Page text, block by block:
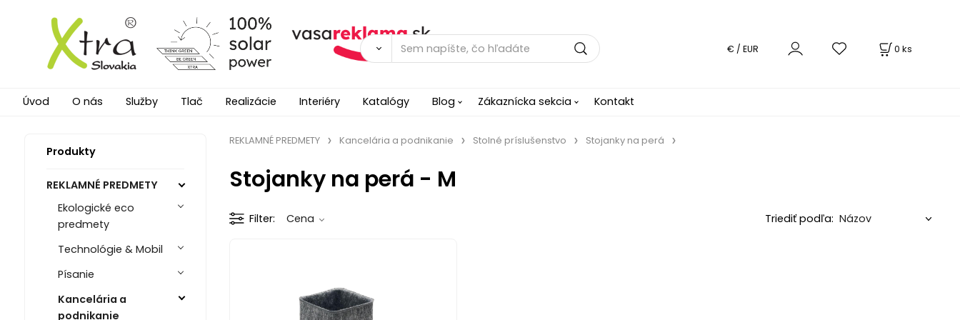
0 ks
€ / EUR
Úvod O nás Služby Tlač Realizácie Interiéry Katalógy Blog Zákaznícka sekcia Kontakt
Produkty
REKLAMNÉ PREDMETY
Ekologické eco
predmety
Technológie & Mobil
Písanie
Kancelária a
podnikanie
REKLAMNÉ PREDMETY Kancelária a podnikanie Stolné príslušenstvo Stojanky na perá
Stojanky na perá - M
Filter Cena Triediť podľa: